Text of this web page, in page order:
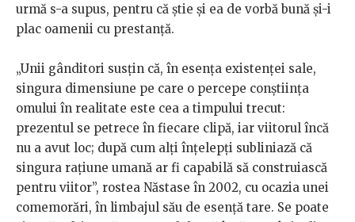
urmă s-a supus, pentru că știe și ea de vorbă bună și-i
plac oamenii cu prestanță.
„Unii gânditori susţin că, în esenţa existenţei sale,
singura dimensiune pe care o percepe conştiinţa
omului în realitate este cea a timpului trecut:
prezentul se petrece în fiecare clipă, iar viitorul încă
nu a avut loc; după cum alţi înţelepţi subliniază că
singura raţiune umană ar fi capabilă să construiască
pentru viitor”, rostea Năstase în 2002, cu ocazia unei
comemorări, în limbajul său de esență tare. Se poate